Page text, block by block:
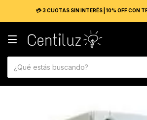
💳 3 CUOTAS SIN INTERÉS | 10% OFF CON